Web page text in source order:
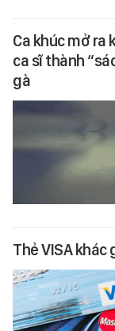
Ca khúc mở ra
ca sĩ thành
gà
Thẻ VISA khác